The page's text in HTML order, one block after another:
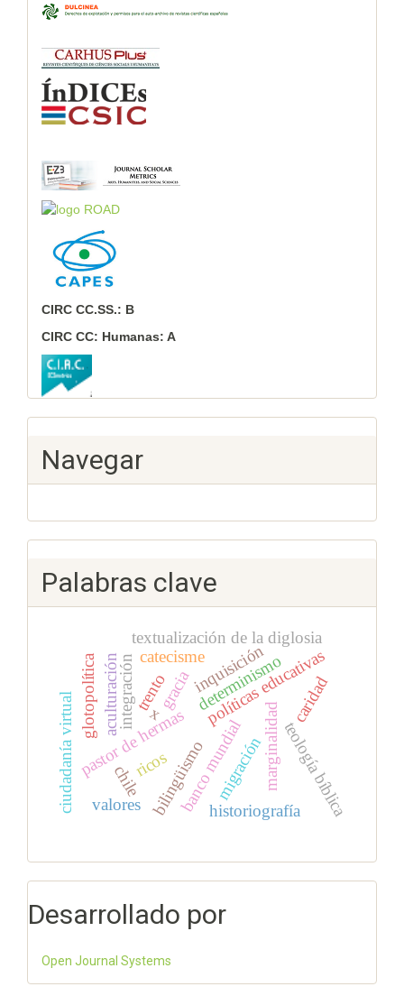
CIRC CC.SS.: B
CIRC CC: Humanas: A
Navegar
Palabras clave
x políticas educativas
pastor de hermas marginalidad
integración
ricos
ciudadanía virtual teología bíblica
banco mundial
migración
textualización de la diglosia
aculturación
bilingüismo
determinismo
graciainquisición
caridad
chile
historiografía
glotopolítica
valores
catecisme
trento
Desarrollado por
Open Journal Systems